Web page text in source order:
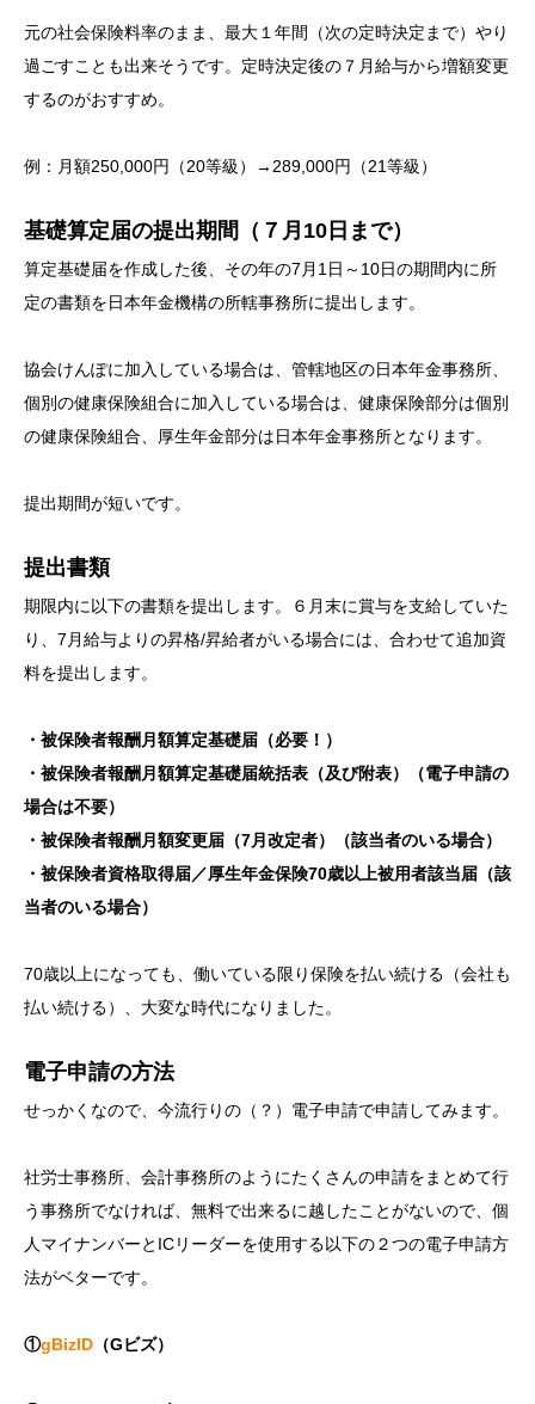
元の社会保険料率のまま、最大１年間（次の定時決定まで）やり
過ごすことも出来そうです。定時決定後の７月給与から増額変更
するのがおすすめ。
例：月額250,000円（20等級）→289,000円（21等級）
基礎算定届の提出期間（７月10日まで）
算定基礎届を作成した後、その年の7月1日～10日の期間内に所
定の書類を日本年金機構の所轄事務所に提出します。
協会けんぽに加入している場合は、管轄地区の日本年金事務所、
個別の健康保険組合に加入している場合は、健康保険部分は個別
の健康保険組合、厚生年金部分は日本年金事務所となります。
提出期間が短いです。
提出書類
期限内に以下の書類を提出します。６月末に賞与を支給していた
り、7月給与よりの昇格/昇給者がいる場合には、合わせて追加資
料を提出します。
・被保険者報酬月額算定基礎届（必要！）
・被保険者報酬月額算定基礎届統括表（及び附表）（電子申請の
場合は不要）
・被保険者報酬月額変更届（7月改定者）（該当者のいる場合）
・被保険者資格取得届／厚生年金保険70歳以上被用者該当届（該
当者のいる場合）
70歳以上になっても、働いている限り保険を払い続ける（会社も
払い続ける）、大変な時代になりました。
電子申請の方法
せっかくなので、今流行りの（？）電子申請で申請してみます。
社労士事務所、会計事務所のようにたくさんの申請をまとめて行
う事務所でなければ、無料で出来るに越したことがないので、個
人マイナンバーとICリーダーを使用する以下の２つの電子申請方
法がベターです。
①gBizID （Gビズ）